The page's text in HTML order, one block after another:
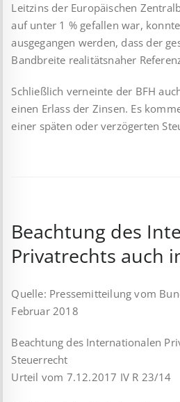
Leitzins der Europäischen
auf unter 1 % gefallen war,
ausgegangen werden, dass der
Bandbreite realitätsnaher
Schließlich verneinte der BFH
einen Erlass der Zinsen. Es
einer späten oder verzögerten
Beachtung des
Privatrechts auch
Quelle: Pressemitteilung vom
Februar 2018
Beachtung des Internationalen
Steuerrecht
Urteil vom 7.12.2017 IV R 23/14